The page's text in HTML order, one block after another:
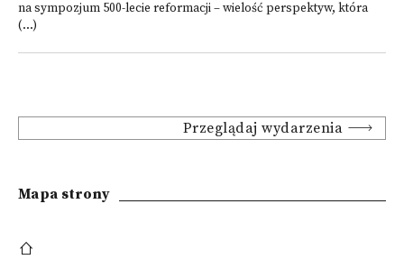
na sympozjum 500-lecie reformacji – wielość perspektyw, która
(...)
Przeglądaj wydarzenia
Mapa strony